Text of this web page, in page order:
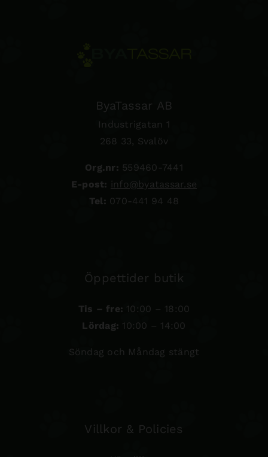
ByaTassar AB
Industrigatan 1
268 33, Svalöv
Org.nr: 559460-7441
E-post: info@byatassar.se
Tel: 070-441 94 48
Öppettider butik
Tis – fre: 10:00 – 18:00
Lördag: 10:00 – 14:00
Söndag och Måndag stängt
Villkor & Policies